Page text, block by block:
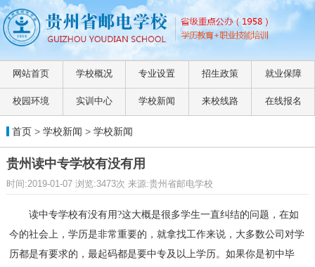
网站首页 学校概况 专业设置 招生政策 就业保障
校园环境 实训中心 学校新闻 来校线路 在线报名
首页> 学校新闻 > 学校新闻
贵州读中专学校有没有用
时间:2019-01-07 浏览:3473次 来源:贵州省邮电学校
读中专学校有没有用?这大概是很多学生一直纠结的问题，在如
今的社会上，学历是非常重要的，就拿找工作来说，大多数公司对学
历都是有要求的，最起码都是要中专及以上学历。如果你是初中毕